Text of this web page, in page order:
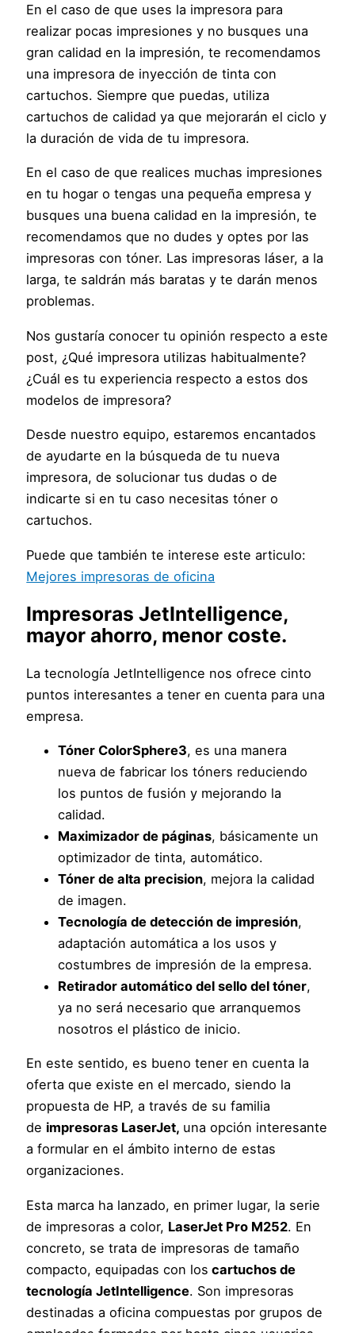
En el caso de que uses la impresora para
realizar pocas impresiones y no busques una
gran calidad en la impresión, te recomendamos
una impresora de inyección de tinta con
cartuchos. Siempre que puedas, utiliza
cartuchos de calidad ya que mejorarán el ciclo y
la duración de vida de tu impresora.
En el caso de que realices muchas impresiones
en tu hogar o tengas una pequeña empresa y
busques una buena calidad en la impresión, te
recomendamos que no dudes y optes por las
impresoras con tóner. Las impresoras láser, a la
larga, te saldrán más baratas y te darán menos
problemas.
Nos gustaría conocer tu opinión respecto a este
post, ¿Qué impresora utilizas habitualmente?
¿Cuál es tu experiencia respecto a estos dos
modelos de impresora?
Desde nuestro equipo, estaremos encantados
de ayudarte en la búsqueda de tu nueva
impresora, de solucionar tus dudas o de
indicarte si en tu caso necesitas tóner o
cartuchos.
Puede que también te interese este articulo:
Mejores impresoras de oficina
Impresoras JetIntelligence,
mayor ahorro, menor coste.
La tecnología JetIntelligence nos ofrece cinto
puntos interesantes a tener en cuenta para una
empresa.
Tóner ColorSphere3, es una manera
nueva de fabricar los tóners reduciendo
los puntos de fusión y mejorando la
calidad.
Maximizador de páginas, básicamente un
optimizador de tinta, automático.
Tóner de alta precision, mejora la calidad
de imagen.
Tecnología de detección de impresión,
adaptación automática a los usos y
costumbres de impresión de la empresa.
Retirador automático del sello del tóner,
ya no será necesario que arranquemos
nosotros el plástico de inicio.
En este sentido, es bueno tener en cuenta la
oferta que existe en el mercado, siendo la
propuesta de HP, a través de su familia
de impresoras LaserJet, una opción interesante
a formular en el ámbito interno de estas
organizaciones.
Esta marca ha lanzado, en primer lugar, la serie
de impresoras a color, LaserJet Pro M252. En
concreto, se trata de impresoras de tamaño
compacto, equipadas con los cartuchos de
tecnología JetIntelligence. Son impresoras
destinadas a oficina compuestas por grupos de